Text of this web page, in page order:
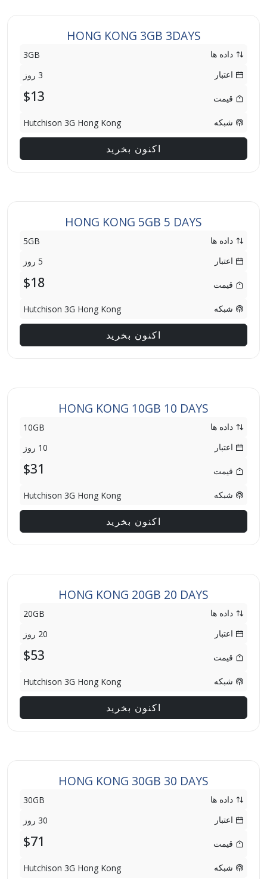
HONG KONG 3GB 3DAYS
داده ها
3GB
اعتبار
3 روز
قیمت $13
شبکه Hutchison 3G Hong Kong
اکنون بخرید
HONG KONG 5GB 5 DAYS
داده ها
5GB
اعتبار
5 روز
قیمت $18
شبکه Hutchison 3G Hong Kong
اکنون بخرید
HONG KONG 10GB 10 DAYS
داده ها
10GB
اعتبار
10 روز
قیمت $31
شبکه Hutchison 3G Hong Kong
اکنون بخرید
HONG KONG 20GB 20 DAYS
داده ها
20GB
اعتبار
20 روز
قیمت $53
شبکه Hutchison 3G Hong Kong
اکنون بخرید
HONG KONG 30GB 30 DAYS
داده ها
30GB
اعتبار
30 روز
قیمت $71
شبکه Hutchison 3G Hong Kong